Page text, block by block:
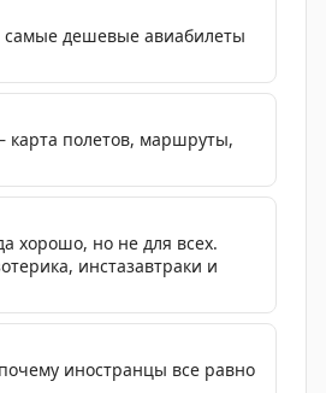
самые дешевые авиабилеты
полетов, маршруты,
хорошо, но не для всех.
инстазавтраки и
иностранцы все равно